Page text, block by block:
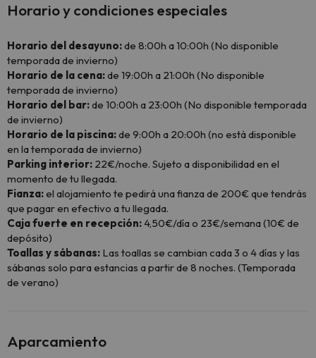
Horario y condiciones especiales
Horario del desayuno:de 8:00h a 10:00h (No disponible
temporada de invierno)
Horario de la cena:de 19:00h a 21:00h (No disponible
temporada de invierno)
Horario del bar:de 10:00h a 23:00h (No disponible temporada
de invierno)
Horario de la piscina:de 9:00h a 20:00h (no está disponible
en la temporada de invierno)
Parking interior: 22€/noche. Sujeto a disponibilidad en el
momento de tu llegada.
Fianza:el alojamiento te pedirá una fianza de 200€ que tendrás
que pagar en efectivo a tu llegada.
Caja fuerte en recepción:4,50€/día o 23€/semana (10€ de
depósito)
Toallas y sábanas: Las toallas se cambian cada 3 o 4 días y las
sábanas solo para estancias a partir de 8 noches. (Temporada
de verano)
Aparcamiento